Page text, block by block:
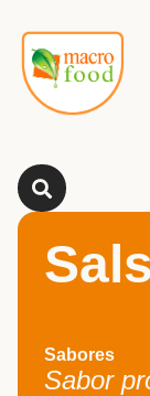
Sabores
Sabor